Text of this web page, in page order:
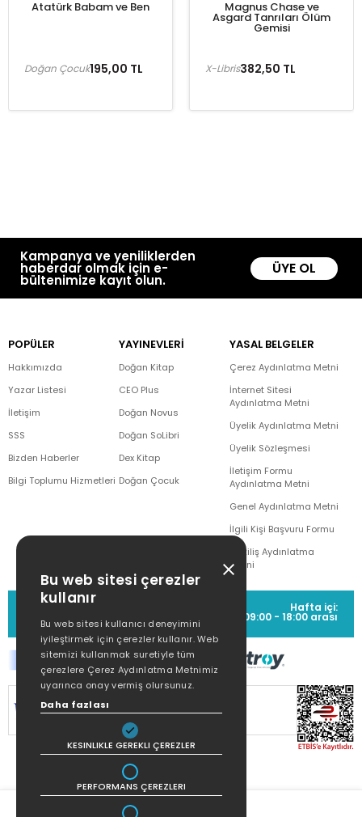
Atatürk Babam ve Ben
195,00 TL
Doğan Çocuk
Magnus Chase ve
Asgard Tanrıları Ölüm
Gemisi
382,50 TL
X-Libris
Kampanya ve yeniliklerden
haberdar olmak için e-
bültenimize kayıt olun.
ÜYE OL
POPÜLER
Hakkımızda
Yazar Listesi
İletişim
SSS
Bizden Haberler
Bilgi Toplumu Hizmetleri
YAYINEVLERİ
Doğan Kitap
CEO Plus
Doğan Novus
Doğan SoLibri
Dex Kitap
Doğan Çocuk
YASAL BELGELER
Çerez Aydınlatma Metni
İnternet Sitesi
Aydınlatma Metni
Üyelik Aydınlatma Metni
Üyelik Sözleşmesi
İletişim Formu
Aydınlatma Metni
Genel Aydınlatma Metni
İlgili Kişi Başvuru Formu
Çekiliş Aydınlatma
Metni
MÜŞTERİ HİZMETLERİ
(0212) 373 77 00
Hafta içi:
09:00 - 18:00 arası
SİTEMİZ
KORUNMAKTADIR.
Bu web sitesi çerezler
kullanır
Bu web sitesi kullanıcı deneyimini
iyileştirmek için çerezler kullanır. Web
sitemizi kullanmak suretiyle tüm
çerezlere Çerez Aydınlatma Metnimiz
uyarınca onay vermiş olursunuz.
Daha fazlası
KESINLIKLE GEREKLI ÇEREZLER
PERFORMANS ÇEREZLERI